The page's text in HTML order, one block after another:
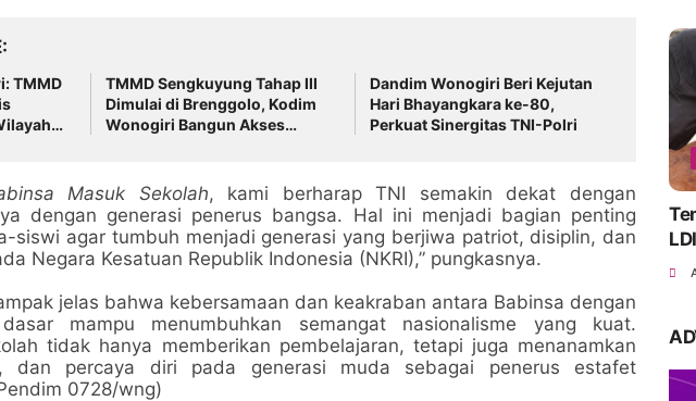
TMMD
TMMD Sengkuyung Tahap III
Dimulai di Brenggolo, Kodim
Wonogiri Bangun Akses
Dandim Wonogiri Beri Kejutan
Hari Bhayangkara ke-80,
Perkuat Sinergitas TNI-Polri
Masuk Sekolah, kami berharap TNI semakin dekat dengan
dengan generasi penerus bangsa. Hal ini menjadi bagian penting
siswi agar tumbuh menjadi generasi yang berjiwa patriot, disiplin, dan
Negara Kesatuan Republik Indonesia (NKRI),” pungkasnya.
jelas bahwa kebersamaan dan keakraban antara Babinsa dengan
mampu menumbuhkan semangat nasionalisme yang kuat.
tidak hanya memberikan pembelajaran, tetapi juga menanamkan
dan percaya diri pada generasi muda sebagai penerus estafet
0728/wng)